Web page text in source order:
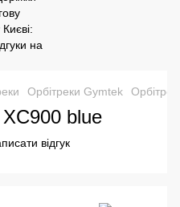
Орбітреки Gymtek
blue
відгук